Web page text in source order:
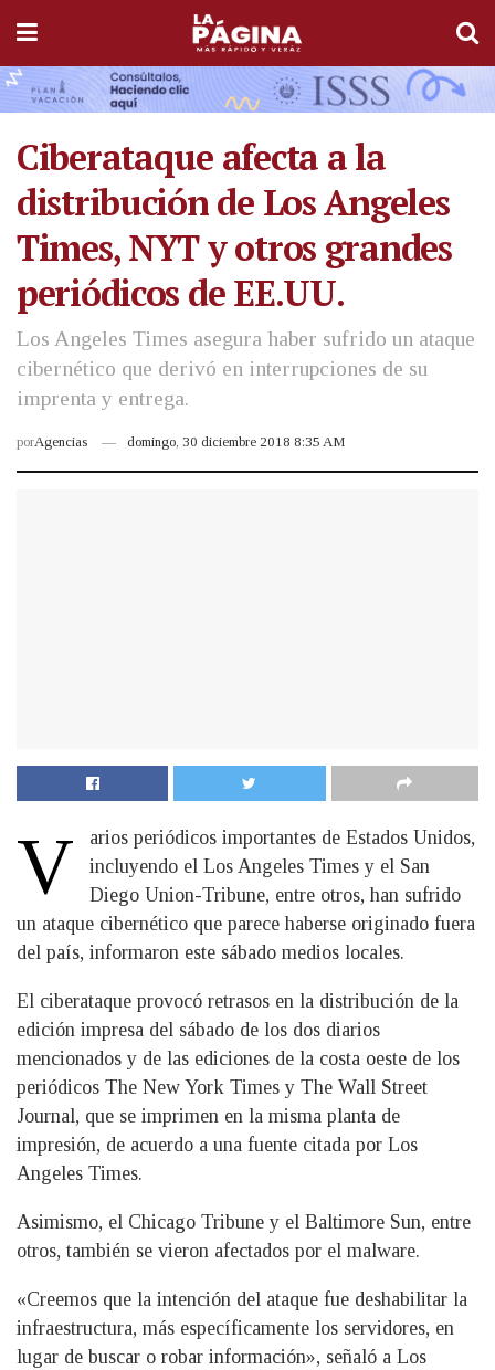
Ciberataque afecta a la
distribución de Los Angeles
Times, NYT y otros grandes
periódicos de EE.UU.
Los Angeles Times asegura haber sufrido un ataque
cibernético que derivó en interrupciones de su
imprenta y entrega.
porAgencias domingo, 30 diciembre 2018 8:35 AM
V
arios periódicos importantes de Estados Unidos,
incluyendo el Los Angeles Times y el San
Diego Union-Tribune, entre otros, han sufrido
un ataque cibernético que parece haberse originado fuera
del país, informaron este sábado medios locales.
El ciberataque provocó retrasos en la distribución de la
edición impresa del sábado de los dos diarios
mencionados y de las ediciones de la costa oeste de los
periódicos The New York Times y The Wall Street
Journal, que se imprimen en la misma planta de
impresión, de acuerdo a una fuente citada por Los
Angeles Times.
Asimismo, el Chicago Tribune y el Baltimore Sun, entre
otros, también se vieron afectados por el malware.
«Creemos que la intención del ataque fue deshabilitar la
infraestructura, más específicamente los servidores, en
lugar de buscar o robar información», señaló a Los